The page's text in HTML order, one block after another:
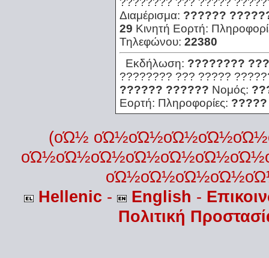
Διαμέρισμα: ??????
29 Κινητή Εορτή:
Τηλεφώνου: 22380
Εκδήλωση: ????????
???????? ??? ?????
?????? ?????? Νομός:
Εορτή: Πληροφορίες: ?????
(οΏ½
Hellenic - English -
Πολιτική